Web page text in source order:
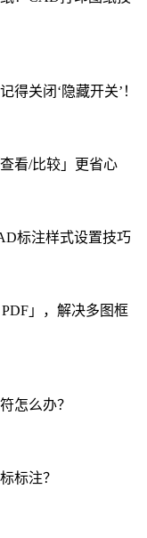
关闭‘隐藏开关’！
看/比较」更省心
标注样式设置技巧
」，解决多图框
怎么办？
标注？